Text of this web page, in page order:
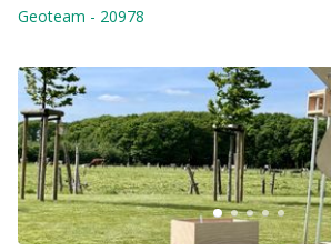
Geoteam - 20978